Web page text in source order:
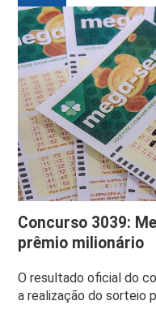
Concurso 3039:
prêmio milionário
O resultado oficial do
a realização do sorteio